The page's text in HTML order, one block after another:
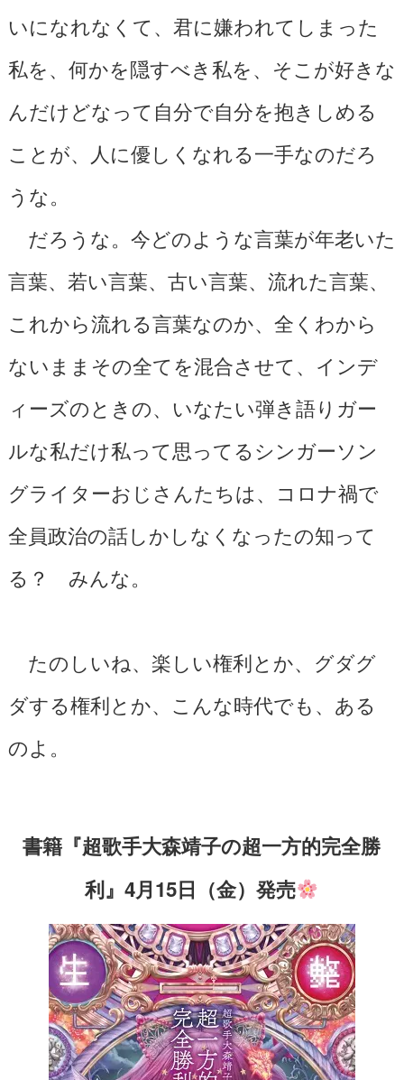
いになれなくて、君に嫌われてしまった
私を、何かを隠すべき私を、そこが好きな
んだけどなって自分で自分を抱きしめる
ことが、人に優しくなれる一手なのだろ
うな。
だろうな。今どのような言葉が年老いた
言葉、若い言葉、古い言葉、流れた言葉、
これから流れる言葉なのか、全くわから
ないままその全てを混合させて、インデ
ィーズのときの、いなたい弾き語りガー
ルな私だけ私って思ってるシンガーソン
グライターおじさんたちは、コロナ禍で
全員政治の話しかしなくなったの知って
る？ みんな。
たのしいね、楽しい権利とか、グダグ
ダする権利とか、こんな時代でも、ある
のよ。
書籍『超歌手大森靖子の超一方的完全勝
利』4月15日（金）発売